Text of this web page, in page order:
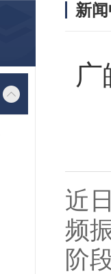
新
近
频
阶